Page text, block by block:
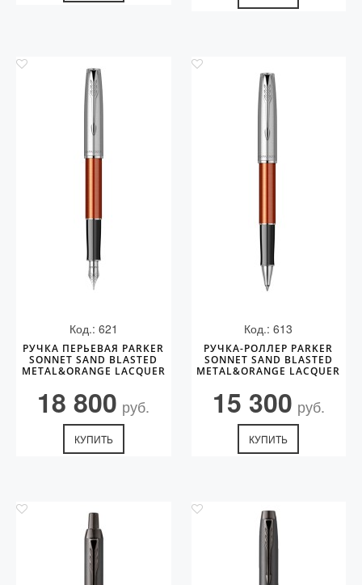
Код.: 621
РУЧКА ПЕРЬЕВАЯ PARKER
SONNET SAND BLASTED
METAL&ORANGE LACQUER
18 800 руб.
КУПИТЬ
Код.: 613
РУЧКА-РОЛЛЕР PARKER
SONNET SAND BLASTED
METAL&ORANGE LACQUER
15 300 руб.
КУПИТЬ